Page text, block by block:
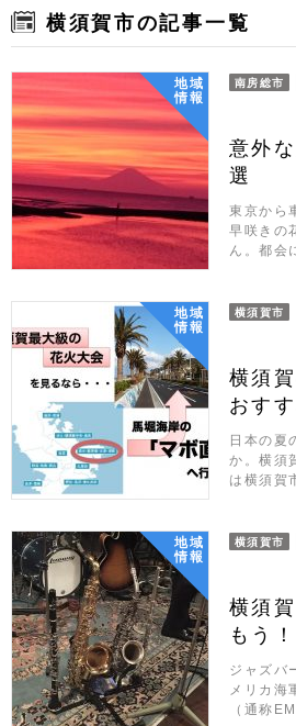
横須賀市の記事一覧
地域
情報
南房総市
意外
選
東京から
早咲きの
ん。都会
地域
情報
横須賀市
横須
おす
日本の夏
か。横須
は横須賀
地域
情報
横須賀市
横須
もう！
ジャズバ
メリカ海
（通称